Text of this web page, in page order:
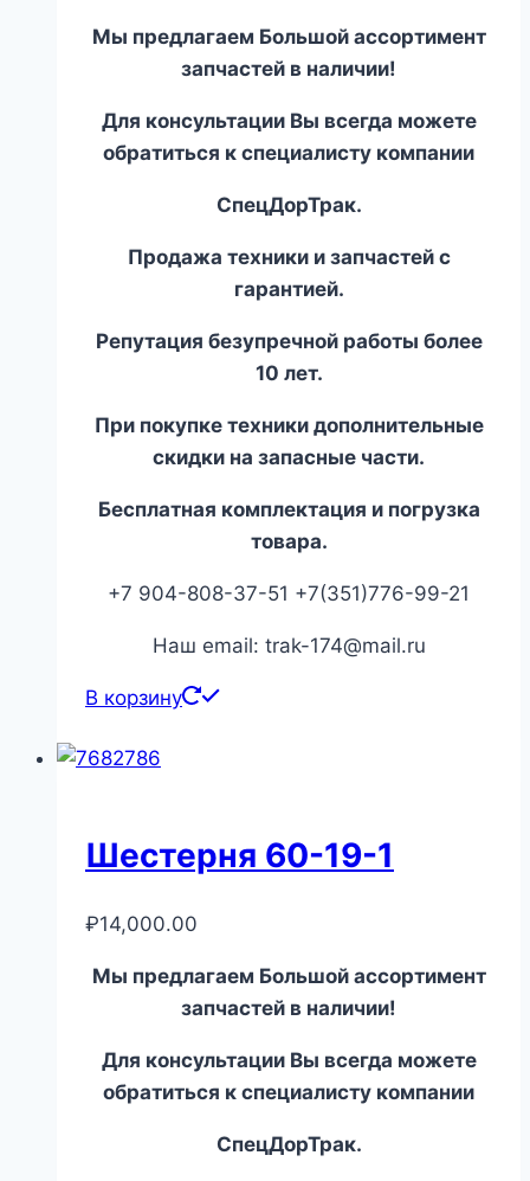
Мы предлагаем Большой ассортимент
запчастей в наличии!
Для консультации Вы всегда можете
обратиться к специалисту компании
СпецДорТрак.
Продажа техники и запчастей с
гарантией.
Репутация безупречной работы более
10 лет.
При покупке техники дополнительные
скидки на запасные части.
Бесплатная комплектация и погрузка
товара.
+7 904-808-37-51 +7(351)776-99-21
Наш email: trak-174@mail.ru
В корзину
Шестерня 60-19-1
₽14,000.00
Мы предлагаем Большой ассортимент
запчастей в наличии!
Для консультации Вы всегда можете
обратиться к специалисту компании
СпецДорТрак.